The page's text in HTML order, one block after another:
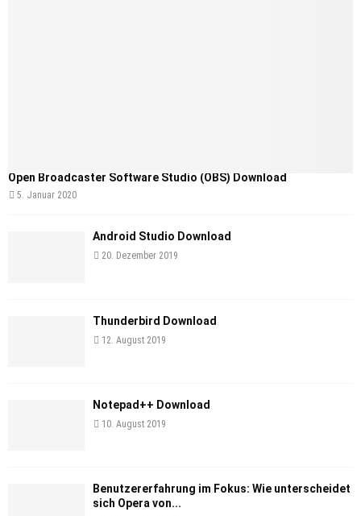
Open Broadcaster Software Studio (OBS) Download
5. Januar 2020
Android Studio Download
20. Dezember 2019
Thunderbird Download
12. August 2019
Notepad++ Download
10. August 2019
Benutzererfahrung im Fokus: Wie unterscheidet
sich Opera von...